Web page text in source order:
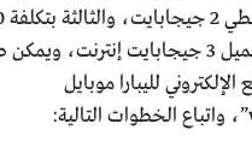
سعودي وتقدم للعميل 3 جيجابايت
الإلكتروني لليبارا موبايل